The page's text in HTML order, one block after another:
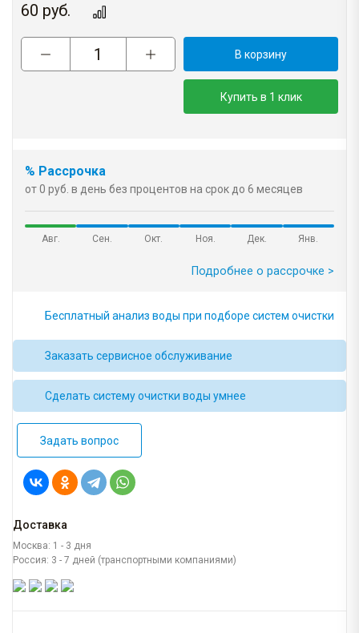
60 руб.
В корзину
Купить в 1 клик
% Рассрочка
от 0 руб. в день без процентов на срок до 6 месяцев
Авг. Сен. Окт. Ноя. Дек. Янв.
Подробнее о рассрочке >
Бесплатный анализ воды при подборе систем очистки
Заказать сервисное обслуживание
Сделать систему очистки воды умнее
Задать вопрос
Доставка
Москва: 1 - 3 дня
Россия: 3 - 7 дней (транспортными компаниями)